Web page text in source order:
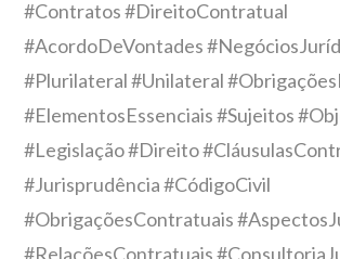
#Contratos #DireitoContratual
#AcordoDeVontades
#Plurilateral #Unilateral
#ElementosEssenciais #Sujeitos
#Legislação #Direito
#Jurisprudência #CódigoCivil
#ObrigaçõesContratuais
#RelaçõesContratuais